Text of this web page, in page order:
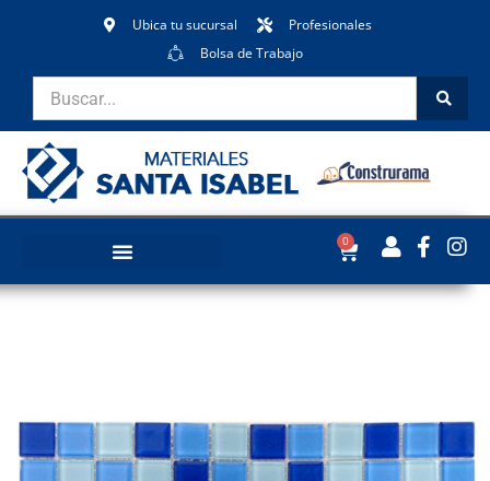
Ubica tu sucursal
Profesionales
Bolsa de Trabajo
0